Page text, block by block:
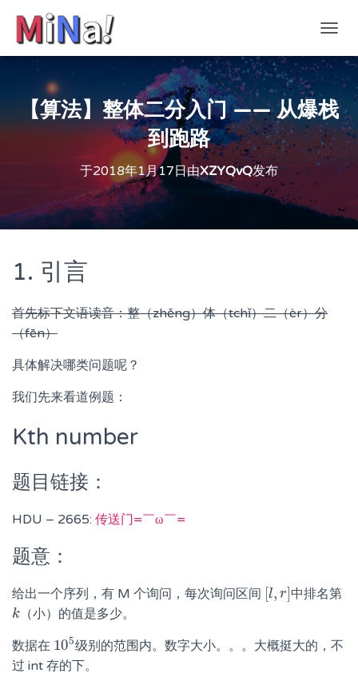
换
导
航
【算法】整体二分入门 —— 从爆栈
到跑路
于2018年1月17日由XZYQvQ发布
1. 引言
首先标下文语读音：整（zhěng）体（tchǐ）二（èr）分
（fēn）
具体解决哪类问题呢？
我们先来看道例题：
Kth number
题目链接：
HDU – 2665: 传送门=￣ω￣=
题意：
给出一个序列，有 M 个询问，每次询问区间 [l, r]
[l,r] 中排名第
k
k （小）的值是多少。
数据在 105
105级别的范围内。数字大小。。。大概挺大的，不
过 int 存的下。